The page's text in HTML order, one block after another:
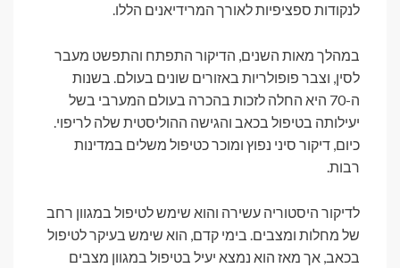
לנקודות ספציפיות לאורך המרידיאנים הללו.
במהלך מאות השנים, הדיקור התפתח והתפשט מעבר
לסין, וצבר פופולריות באזורים שונים בעולם. בשנות
ה-70 היא החלה לזכות בהכרה בעולם המערבי בשל
יעילותה בטיפול בכאב והגישה ההוליסטית שלה לריפוי.
כיום, דיקור סיני נפוץ ומוכר כטיפול משלים במדינות
רבות.
לדיקור היסטוריה עשירה והוא שימש לטיפול במגוון רחב
של מחלות ומצבים. בימי קדם, הוא שימש בעיקר לטיפול
בכאב, אך מאז הוא נמצא יעיל בטיפול במגוון מצבים